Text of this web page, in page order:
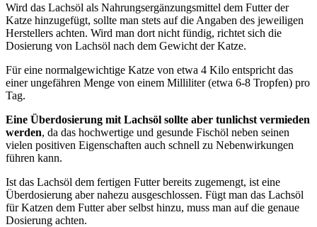
Wird das Lachsöl als Nahrungsergänzungsmittel dem Futter der
Katze hinzugefügt, sollte man stets auf die Angaben des jeweiligen
Herstellers achten. Wird man dort nicht fündig, richtet sich die
Dosierung von Lachsöl nach dem Gewicht der Katze.
Für eine normalgewichtige Katze von etwa 4 Kilo entspricht das
einer ungefähren Menge von einem Milliliter (etwa 6-8 Tropfen) pro
Tag.
Eine Überdosierung mit Lachsöl sollte aber tunlichst vermieden
werden, da das hochwertige und gesunde Fischöl neben seinen
vielen positiven Eigenschaften auch schnell zu Nebenwirkungen
führen kann.
Ist das Lachsöl dem fertigen Futter bereits zugemengt, ist eine
Überdosierung aber nahezu ausgeschlossen. Fügt man das Lachsöl
für Katzen dem Futter aber selbst hinzu, muss man auf die genaue
Dosierung achten.